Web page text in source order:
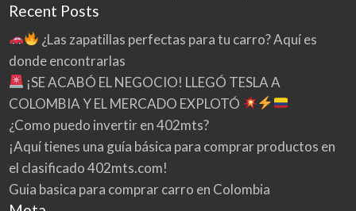
Recent Posts
¿Las zapatillas perfectas para tu carro? Aquí es
donde encontrarlas
¡SE ACABÓ EL NEGOCIO! LLEGÓ TESLA A
COLOMBIA Y EL MERCADO EXPLOTÓ
¿Como puedo invertir en 402mts?
¡Aquí tienes una guía básica para comprar productos en
el clasificado 402mts.com!
Guia basica para comprar carro en Colombia